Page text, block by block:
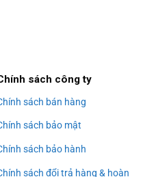
sách công ty
sách bán hàng
sách bảo mật
sách bảo hành
sách đổi trả hàng & hoàn